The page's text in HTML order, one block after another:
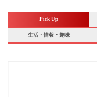
Pick Up
生活・情報・趣味